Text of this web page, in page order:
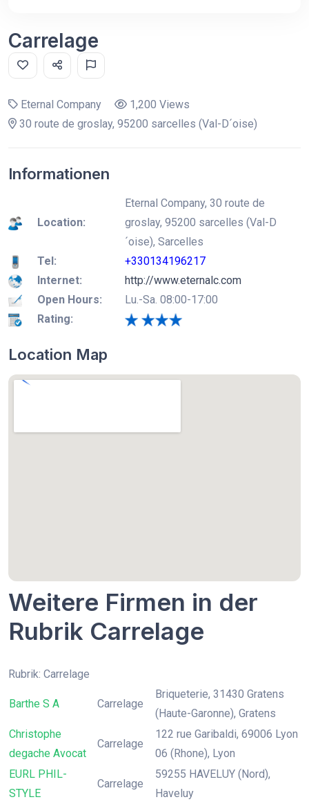
Carrelage
Eternal Company
1,200 Views
30 route de groslay, 95200 sarcelles (Val-D´oise)
Informationen
Location:
Eternal Company, 30 route de
groslay, 95200 sarcelles (Val-D
´oise), Sarcelles
Tel:
+330134196217
Internet:
http://www.eternalc.com
Open Hours:
Lu.-Sa. 08:00-17:00
Rating:
Location Map
Weitere Firmen in der
Rubrik Carrelage
Rubrik: Carrelage
Barthe S A Carrelage
Briqueterie, 31430 Gratens
(Haute-Garonne), Gratens
Christophe
degache Avocat
Carrelage
122 rue Garibaldi, 69006 Lyon
06 (Rhone), Lyon
EURL PHIL-
STYLE
Carrelage
59255 HAVELUY (Nord),
Haveluy